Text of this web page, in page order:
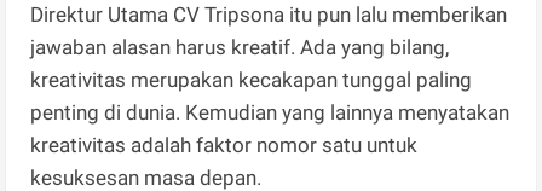
Direktur Utama CV Tripsona itu pun lalu memberikan
jawaban alasan harus kreatif. Ada yang bilang,
kreativitas merupakan kecakapan tunggal paling
penting di dunia. Kemudian yang lainnya menyatakan
kreativitas adalah faktor nomor satu untuk
kesuksesan masa depan.